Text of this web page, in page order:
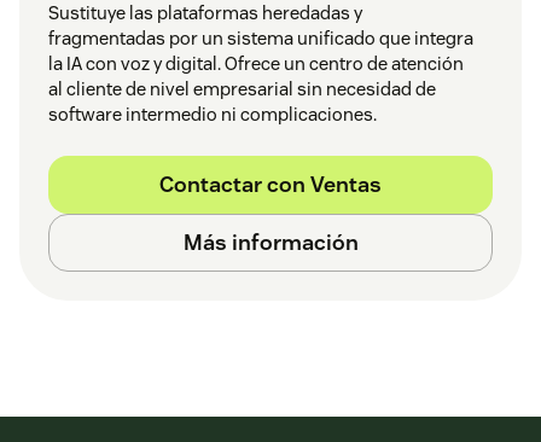
Sustituye las plataformas heredadas y
fragmentadas por un sistema unificado que integra
la IA con voz y digital. Ofrece un centro de atención
al cliente de nivel empresarial sin necesidad de
software intermedio ni complicaciones.
Contactar con Ventas
Más información